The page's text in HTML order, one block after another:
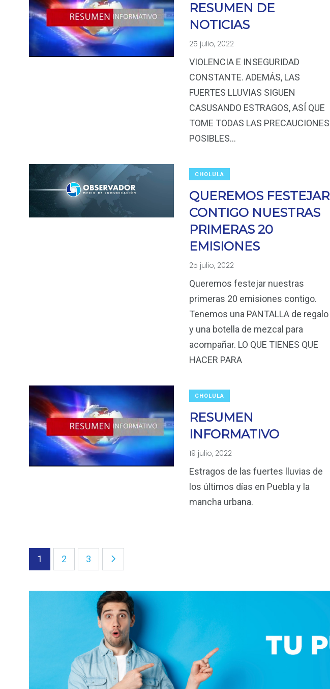
RESUMEN DE
NOTICIAS
25 julio, 2022
VIOLENCIA E INSEGURIDAD
CONSTANTE. ADEMÁS, LAS
FUERTES LLUVIAS SIGUEN
CASUSANDO ESTRAGOS, ASÍ QUE
TOME TODAS LAS PRECAUCIONES
POSIBLES…
CHOLULA
QUEREMOS FESTEJAR
CONTIGO NUESTRAS
PRIMERAS 20
EMISIONES
25 julio, 2022
Queremos festejar nuestras
primeras 20 emisiones contigo.
Tenemos una PANTALLA de regalo
y una botella de mezcal para
acompañar. LO QUE TIENES QUE
HACER PARA
CHOLULA
RESUMEN
INFORMATIVO
19 julio, 2022
Estragos de las fuertes lluvias de
los últimos días en Puebla y la
mancha urbana.
1 2 3